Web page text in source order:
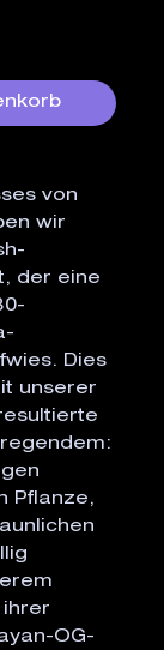
von
wir
der eine
Dies
unserer
Pflanze,
ihrer
OG-